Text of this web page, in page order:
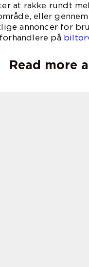
at rakke rundt
eller
annoncer for
på
Read more